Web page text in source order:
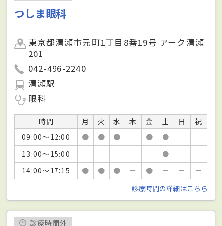
つしま眼科
東京都清瀬市元町1丁目8番19号 アーク清瀬
201
042-496-2240
清瀬駅
眼科
時間 月 火 水 木 金 土 日
祝
09:00～12:00
● ● ● － ● ● －
－
13:00～15:00
－ － － － － ● －
－
14:00～17:15
● ● ● － ● － －
－
診療時間の詳細はこちら
診療時間外